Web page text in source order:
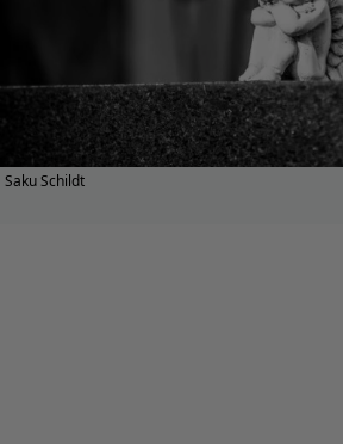
Saku Schildt